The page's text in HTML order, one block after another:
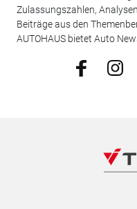
Zulassungszahlen,
Beiträge aus den
AUTOHAUS bietet Auto